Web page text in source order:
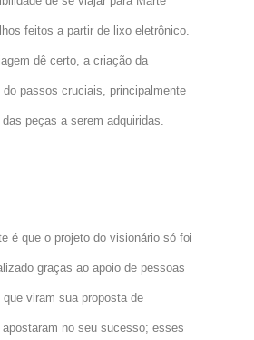
feitos a partir de lixo eletrônico.
dê certo, a criação da
do passos cruciais, principalmente
peças a serem adquiridas.
é que o projeto do visionário só foi
graças ao apoio de pessoas
que viram sua proposta de
no seu sucesso; esses